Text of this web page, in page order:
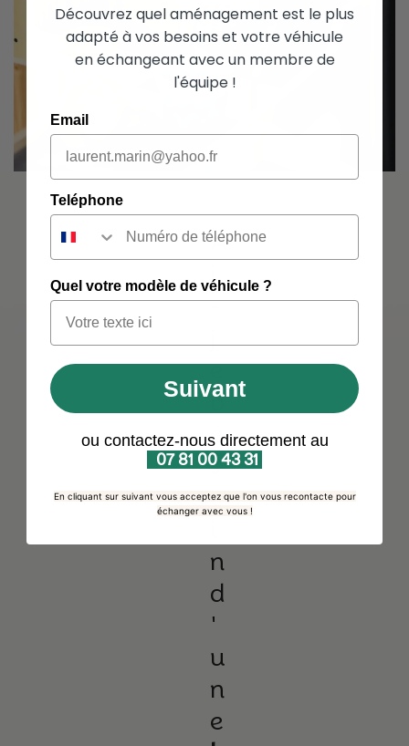
A
i
-
j
e
b
e
s
o
n
d
'
u
n
e
Découvrez quel aménagement est le plus
adapté à vos besoins et votre véhicule
en échangeant avec un membre de
l'équipe !
Email
Teléphone
Quel votre modèle de véhicule ?
Suivant
ou contactez-nous directement au
07 81 00 43 31
En cliquant sur suivant vous acceptez que l'on vous recontacte pour
échanger avec vous !